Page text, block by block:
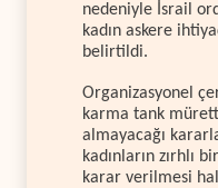
nedeniyle İsrail
kadın askere
belirtildi.
Organizasyonel
karma tank
almayacağı
kadınların zırhlı
karar verilmesi